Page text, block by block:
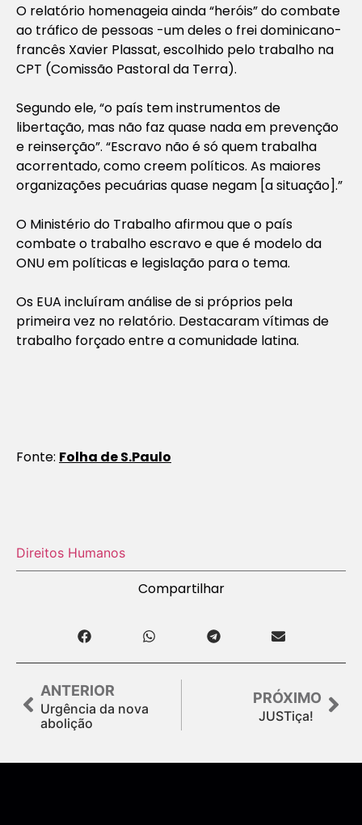
O relatório homenageia ainda “heróis” do combate
ao tráfico de pessoas -um deles o frei dominicano-
francês Xavier Plassat, escolhido pelo trabalho na
CPT (Comissão Pastoral da Terra).
Segundo ele, “o país tem instrumentos de
libertação, mas não faz quase nada em prevenção
e reinserção”. “Escravo não é só quem trabalha
acorrentado, como creem políticos. As maiores
organizações pecuárias quase negam [a situação].”
O Ministério do Trabalho afirmou que o país
combate o trabalho escravo e que é modelo da
ONU em políticas e legislação para o tema.
Os EUA incluíram análise de si próprios pela
primeira vez no relatório. Destacaram vítimas de
trabalho forçado entre a comunidade latina.
Fonte: Folha de S.Paulo
Direitos Humanos
Compartilhar
ANTERIOR
Urgência da nova
abolição
PRÓXIMO
JUSTiça!